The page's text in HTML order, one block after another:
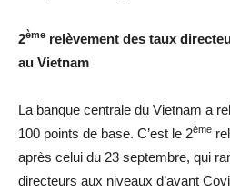
2ème relèvement des taux
au Vietnam
La banque centrale du Vietnam a
100 points de base. C’est le 2ème
après celui du 23 septembre, qui
directeurs aux niveaux d’avant